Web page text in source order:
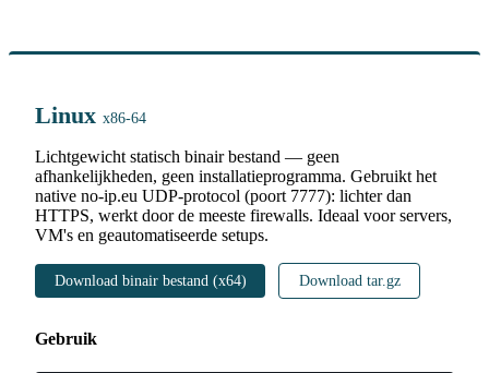
Linux x86-64
Lichtgewicht statisch binair bestand — geen
afhankelijkheden, geen installatieprogramma. Gebruikt het
native no-ip.eu UDP-protocol (poort 7777): lichter dan
HTTPS, werkt door de meeste firewalls. Ideaal voor servers,
VM's en geautomatiseerde setups.
Download binair bestand (x64) Download tar.gz
Gebruik